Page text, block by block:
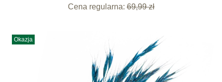
Cena regularna: 69,99 zł
Okazja